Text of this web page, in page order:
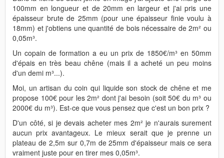
100mm en longueur et de 20mm en largeur et j'ai pris une
épaisseur brute de 25mm (pour une épaisseur finie voulu à
18mm) et j'obtiens une quantité de bois nécessaire de 2m² ou
0,05m³.
Un copain de formation a eu un prix de 1850€/m³ en 50mm
d'épais en très beau chêne (mais il a acheté un peu moins
d'un demi m³...).
Moi, un artisan du coin qui liquide son stock de chêne et me
propose 100€ pour les 2m² dont j'ai besoin (soit 50€ du m³ ou
2000€ du m³). Est-ce que vous pensez que c'est un bon prix ?
D'un côté, si je devais acheter mes 2m² je n'aurais surement
aucun prix avantageux. Le mieux serait que je prenne un
plateau de 2,5m sur 0,7m de 25mm d'épaisseur mais ce sera
vraiment juste pour en tirer mes 0,05m³.